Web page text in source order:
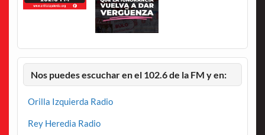
Nos puedes escuchar en el 102.6 de la FM y en:
Orilla Izquierda Radio
Rey Heredia Radio